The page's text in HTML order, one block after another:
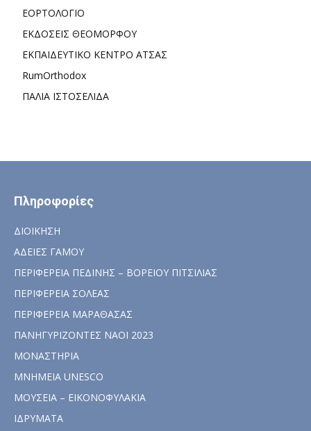
ΕΟΡΤΟΛΟΓΙΟ
ΕΚΔΟΣΕΙΣ ΘΕΟΜΟΡΦΟΥ
ΕΚΠΑΙΔΕΥΤΙΚΟ ΚΕΝΤΡΟ ΑΤΣΑΣ
RumOrthodox
ΠΑΛΙΑ ΙΣΤΟΣΕΛΙΔΑ
Πληροφορίες
ΔΙΟΙΚΗΣΗ
ΑΔΕΙΕΣ ΓΑΜΟΥ
ΠΕΡΙΦΕΡΕΙΑ ΠΕΔΙΝΗΣ – ΒΟΡΕΙΟΥ ΠΙΤΣΙΛΙΑΣ
ΠΕΡΙΦΕΡΕΙΑ ΣΟΛΕΑΣ
ΠΕΡΙΦΕΡΕΙΑ ΜΑΡΑΘΑΣΑΣ
ΠΑΝΗΓΥΡΙΖΟΝΤΕΣ ΝΑΟΙ 2023
ΜΟΝΑΣΤΗΡΙΑ
ΜΝΗΜΕΙΑ UNESCO
ΜΟΥΣΕΙΑ – ΕΙΚΟΝΟΦΥΛΑΚΙΑ
ΙΔΡΥΜΑΤΑ